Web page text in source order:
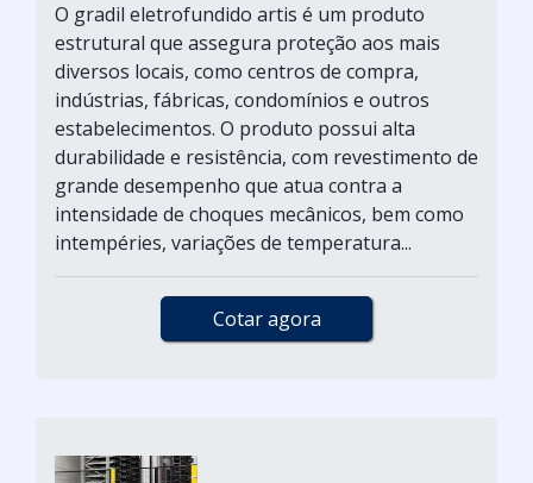
O gradil eletrofundido artis é um produto
estrutural que assegura proteção aos mais
diversos locais, como centros de compra,
indústrias, fábricas, condomínios e outros
estabelecimentos. O produto possui alta
durabilidade e resistência, com revestimento de
grande desempenho que atua contra a
intensidade de choques mecânicos, bem como
intempéries, variações de temperatura...
Cotar agora